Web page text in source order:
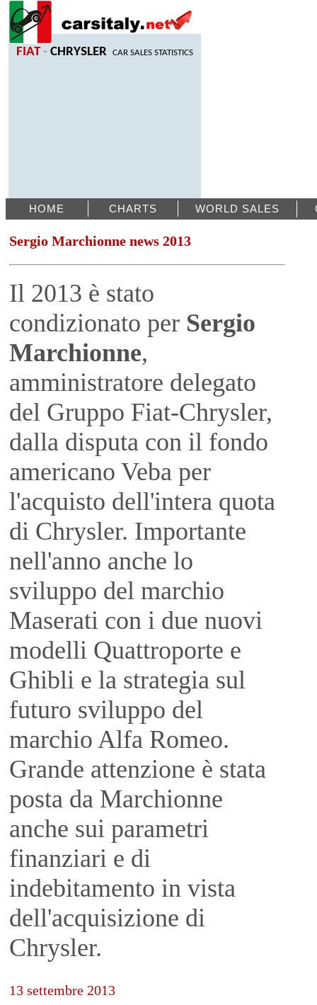
FIAT - CHRYSLER CAR SALES STATISTICS
HOME CHARTS WORLD SALES
Sergio Marchionne news 2013
Il 2013 è stato
condizionato per Sergio
Marchionne,
amministratore delegato
del Gruppo Fiat-Chrysler,
dalla disputa con il fondo
americano Veba per
l'acquisto dell'intera quota
di Chrysler. Importante
nell'anno anche lo
sviluppo del marchio
Maserati con i due nuovi
modelli Quattroporte e
Ghibli e la strategia sul
futuro sviluppo del
marchio Alfa Romeo.
Grande attenzione è stata
posta da Marchionne
anche sui parametri
finanziari e di
indebitamento in vista
dell'acquisizione di
Chrysler.
13 settembre 2013